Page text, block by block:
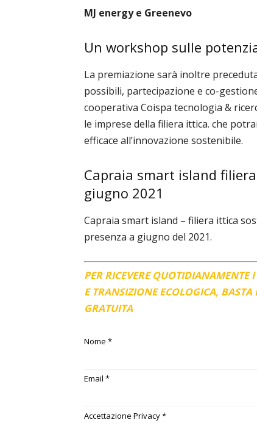
MJ energy e Greenevo
Un workshop sulle
La premiazione sarà inoltre
possibili, partecipazione e co-
cooperativa Coispa tecnologia &
le imprese della filiera ittica. che
efficace all’innovazione sostenibile.
Capraia smart island
giugno 2021
Capraia smart island – filiera ittica
presenza a giugno del 2021.
PER RICEVERE
E TRANSIZIONE ECOLOGICA, BASTA
GRATUITA
Nome *
Email *
Accettazione Privacy*